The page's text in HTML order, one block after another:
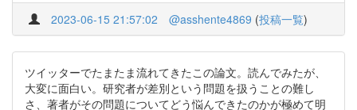
2023-06-15 21:57:02 @asshente4869 (投稿一覧)
ツイッターでたまたま流れてきたこの論文。読んでみたが、
大変に面白い。研究者が差別という問題を扱うことの難し
さ、著者がその問題についてどう悩んできたのかが極めて明